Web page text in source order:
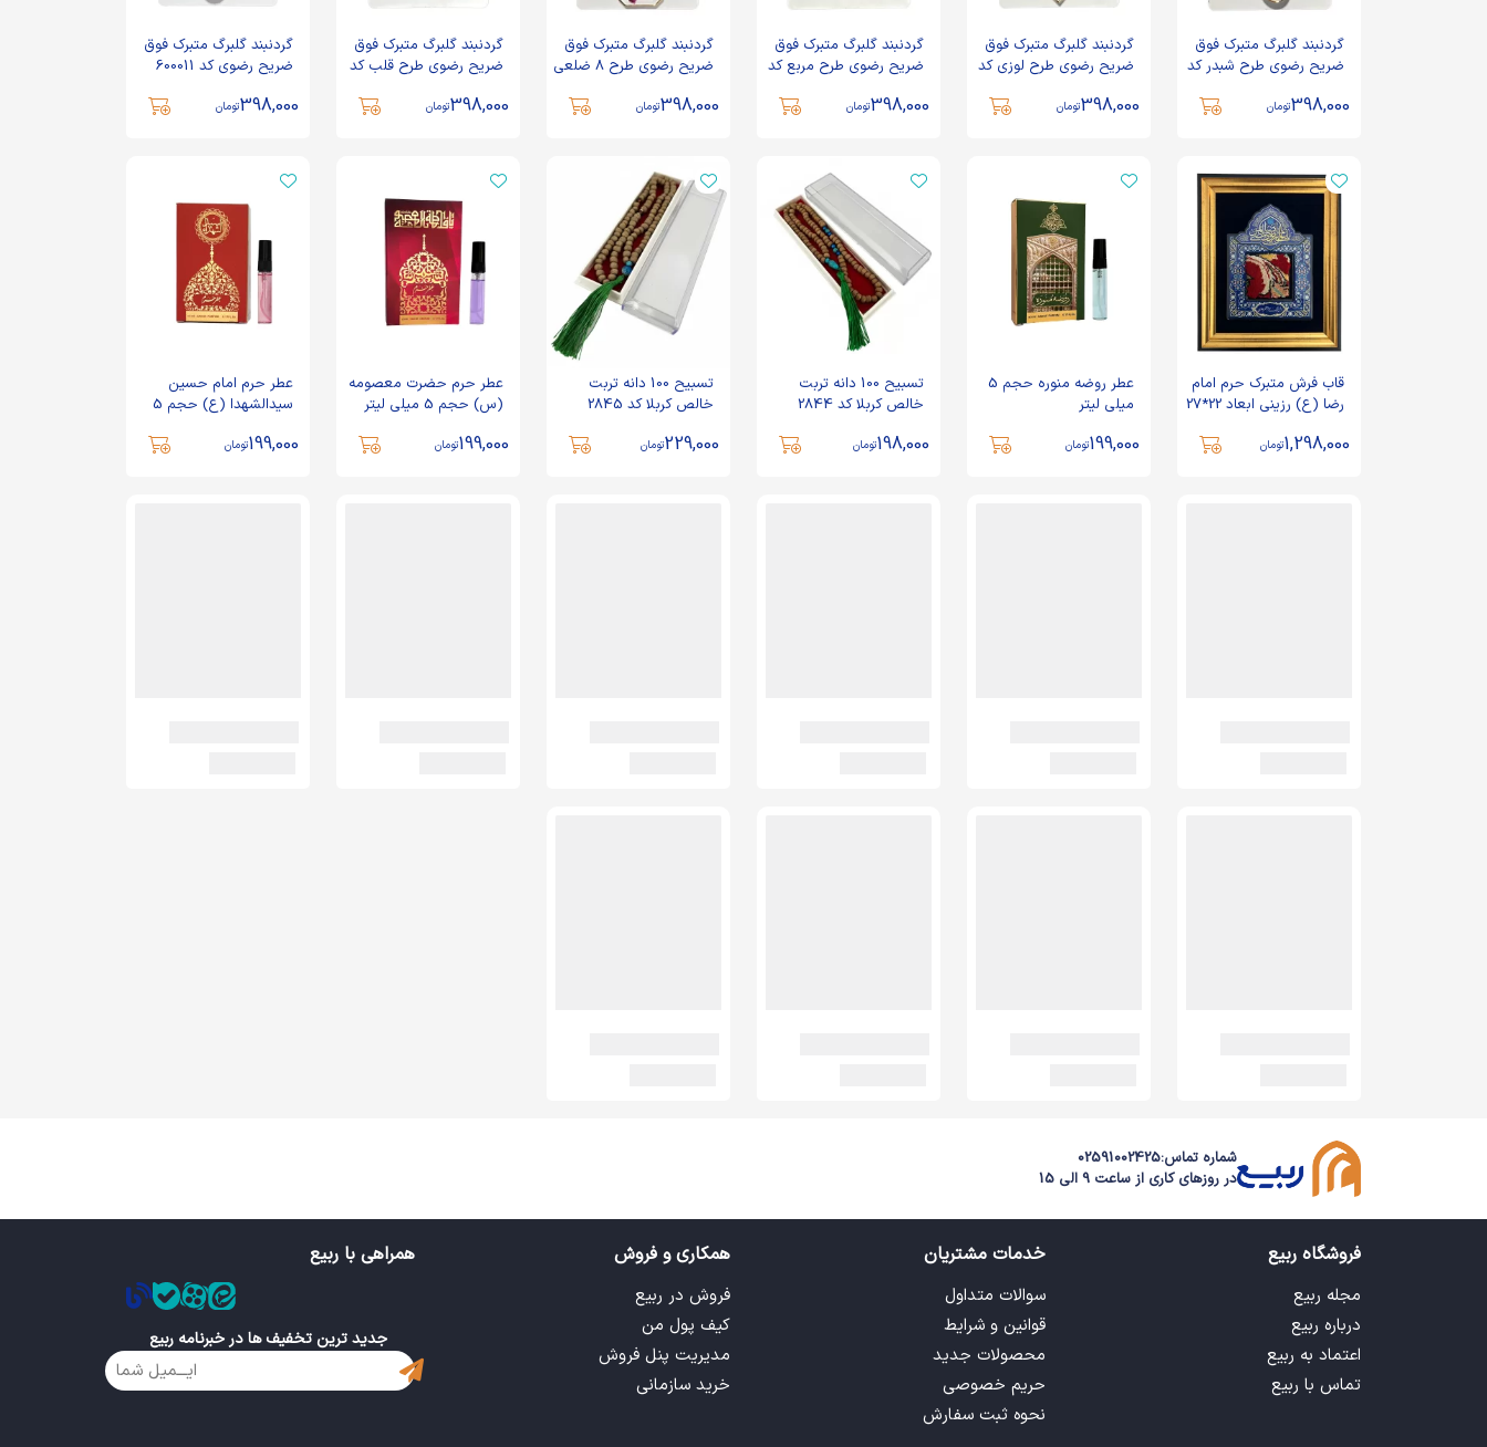
گردنبند گلبرگ متبرک فوق
ضریح رضوی طرح شبدر کد
398,000تومان
گردنبند گلبرگ متبرک فوق
ضریح رضوی طرح لوزی کد
398,000تومان
گردنبند گلبرگ متبرک فوق
ضریح رضوی طرح مربع کد
398,000تومان
گردنبند گلبرگ متبرک فوق
ضریح رضوی طرح 8 ضلعی
398,000تومان
گردنبند گلبرگ متبرک فوق
ضریح رضوی طرح قلب کد
398,000تومان
گردنبند گلبرگ متبرک فوق
ضریح رضوی کد 600011
398,000تومان
قاب فرش متبرک حرم امام
رضا (ع) رزینی ابعاد 22*27
1,298,000تومان
عطر روضه منوره حجم 5
میلی لیتر
199,000تومان
تسبیح 100 دانه تربت
خالص کربلا کد 2844
198,000تومان
تسبیح 100 دانه تربت
خالص کربلا کد 2845
229,000تومان
عطر حرم حضرت معصومه
(س) حجم 5 میلی لیتر
199,000تومان
عطر حرم امام حسین
سیدالشهدا (ع) حجم 5
199,000تومان
شماره تماس:02591002425
در روزهای کاری از ساعت 9 الی 15
فروشگاه ربیع
مجله ربیع
درباره ربیع
اعتماد به ربیع
تماس با ربیع
خدمات مشتریان
سوالات متداول
قوانین و شرایط
محصولات جدید
حریم خصوصی
نحوه ثبت سفارش
همکاری و فروش
فروش در ربیع
کیف پول من
مدیریت پنل فروش
خرید سازمانی
همراهی با ربیع
جدید ترین تخفیف ها در خبرنامه ربیع